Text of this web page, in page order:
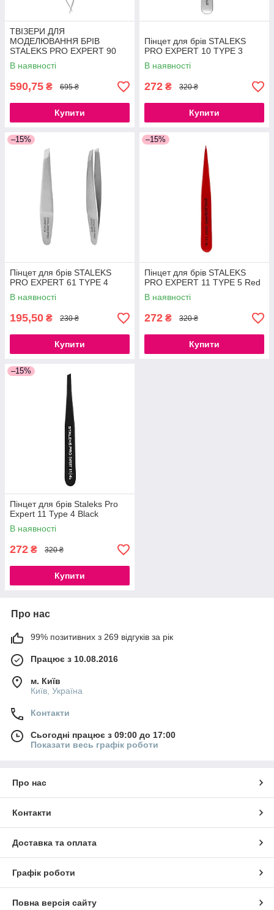
ТВІЗЕРИ ДЛЯ
МОДЕЛЮВАННЯ БРІВ
STALEKS PRO EXPERT 90
TYPE 2
В наявності
590,75 ₴ 695 ₴
Купити
Пінцет для брів STALEKS
PRO EXPERT 10 TYPE 3
В наявності
272 ₴ 320 ₴
Купити
–15%
Пінцет для брів STALEKS
PRO EXPERT 61 TYPE 4
В наявності
195,50 ₴ 230 ₴
Купити
–15%
Пінцет для брів STALEKS
PRO EXPERT 11 TYPE 5 Red
В наявності
272 ₴ 320 ₴
Купити
–15%
Пінцет для брів Staleks Pro
Expert 11 Type 4 Black
В наявності
272 ₴ 320 ₴
Купити
Про нас
99% позитивних з 269 відгуків за рік
Працює з 10.08.2016
м. Київ
Київ, Україна
Контакти
Сьогодні працює з 09:00 до 17:00
Показати весь графік роботи
Про нас
Контакти
Доставка та оплата
Графік роботи
Повна версія сайту